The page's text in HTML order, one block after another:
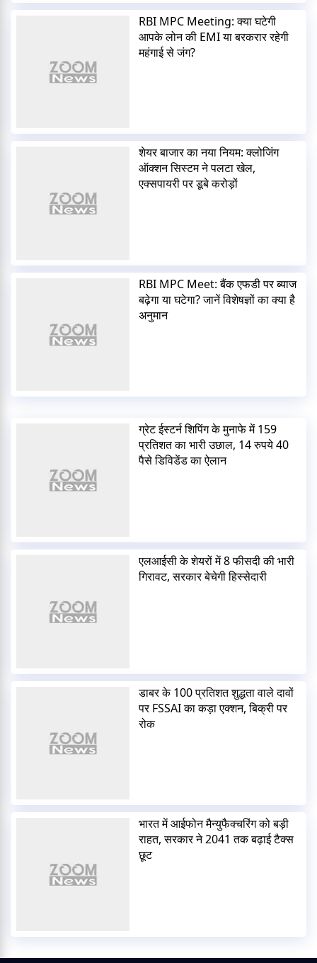
RBI MPC Meeting: क्या घटेगी
आपके लोन की EMI या बरकरार रहेगी
महंगाई से जंग?
शेयर बाजार का नया नियम: क्लोजिंग
ऑक्शन सिस्टम ने पलटा खेल,
एक्सपायरी पर डूबे करोड़ों
RBI MPC Meet: बैंक एफडी पर ब्याज
बढ़ेगा या घटेगा? जानें विशेषज्ञों का क्या है
अनुमान
ग्रेट ईस्टर्न शिपिंग के मुनाफे में 159
प्रतिशत का भारी उछाल, 14 रुपये 40
पैसे डिविडेंड का ऐलान
एलआईसी के शेयरों में 8 फीसदी की भारी
गिरावट, सरकार बेचेगी हिस्सेदारी
डाबर के 100 प्रतिशत शुद्धता वाले दावों
पर FSSAI का कड़ा एक्शन, बिक्री पर
रोक
भारत में आईफोन मैन्युफैक्चरिंग को बड़ी
राहत, सरकार ने 2041 तक बढ़ाई टैक्स
छूट